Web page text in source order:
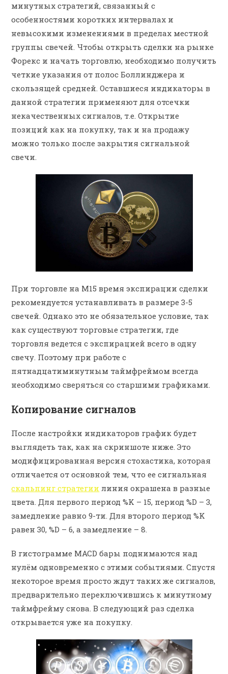
минутных стратегий, связанный с
особенностями коротких интервалах и
невысокими изменениями в пределах местной
группы свечей. Чтобы открыть сделки на рынке
Форекс и начать торговлю, необходимо получить
четкие указания от полос Боллинджера и
скользящей средней. Оставшиеся индикаторы в
данной стратегии применяют для отсечки
некачественных сигналов, т.е. Открытие
позиций как на покупку, так и на продажу
можно только после закрытия сигнальной
свечи.
При торговле на M15 время экспирации сделки
рекомендуется устанавливать в размере 3-5
свечей. Однако это не обязательное условие, так
как существуют торговые стратегии, где
торговля ведется с экспирацией всего в одну
свечу. Поэтому при работе с
пятнадцатиминутным таймфреймом всегда
необходимо сверяться со старшими графиками.
Копирование сигналов
После настройки индикаторов график будет
выглядеть так, как на скриншоте ниже. Это
модифицированная версия стохастика, которая
отличается от основной тем, что ее сигнальная
скальпинг стратегии линия окрашена в разные
цвета. Для первого период %K – 15, период %D – 3,
замедление равно 9-ти. Для второго период %K
равен 30, %D – 6, а замедление – 8.
В гистограмме MACD бары поднимаются над
нулём одновременно с этими событиями. Спустя
некоторое время просто ждут таких же сигналов,
предварительно переключившись к минутному
таймфрейму снова. В следующий раз сделка
открывается уже на покупку.